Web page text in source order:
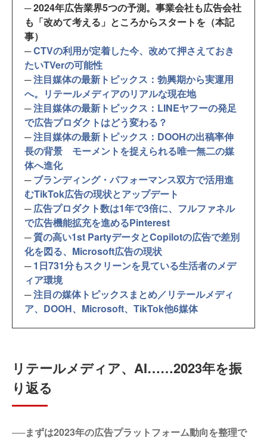
─ 2024年広告業界5つの予測。事業会社も広告会社
も「改めて考える」ところからスタートを（本記
事）
─CTVの利用が定着した今、改めて押さえておき
たいTVerの可能性
─注目媒体の最新トピックス：勃興期から実運用
へ。リテールメディアのリアルな現在地
─注目媒体の最新トピックス：LINEヤフーの発足
で広告プロダクトはどう変わる？
─注目媒体の最新トピックス：DOOHの出稿率伸
長の背景 モーメントを捉えられる唯一無二の媒
体へ進化
─ブランディング・パフォーマンス双方で活用進
むTikTok広告の現状とアップデート
─広告プロダクト数は1年で3倍に、フルファネル
で広告機能拡充を進めるPinterest
─質の高い1st PartyデータとCopilotの広告で差別
化を図る、Microsoft広告の現状
─1日731分もスクリーンを見ている生活者のメデ
ィア環境
─注目の媒体トピックスまとめ／リテールメディ
ア、DOOH、Microsoft、TikTok他6媒体
リテールメディア、AI……2023年を振
り返る
──まずは2023年の広告プラットフォーム動向を整理で